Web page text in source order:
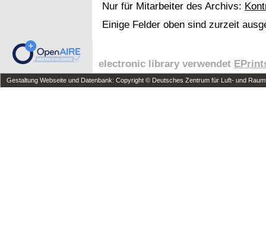
Nur für Mitarbeiter des Archivs:
Einige Felder oben sind zurzeit
electronic library verwendet
Gestaltung Webseite und Datenbank: Copyright © Deutsches Zentrum für Luft- und